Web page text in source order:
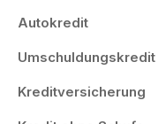
Autokredit
Umschuldungskredit
Kreditversicherung